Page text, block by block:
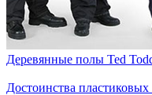
Деревянные полы Ted
Достоинства пластиковых